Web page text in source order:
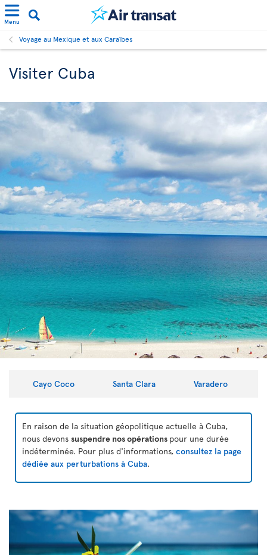
Menu
Voyage au Mexique et aux Caraïbes
Visiter Cuba
Cayo Coco Santa Clara Varadero
En raison de la situation géopolitique actuelle à Cuba,
nous devons suspendre nos opérations pour une durée
indéterminée. Pour plus d'informations, consultez la page
dédiée aux perturbations à Cuba.